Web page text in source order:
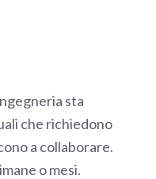
sta
che richiedono
a collaborare.
o mesi.